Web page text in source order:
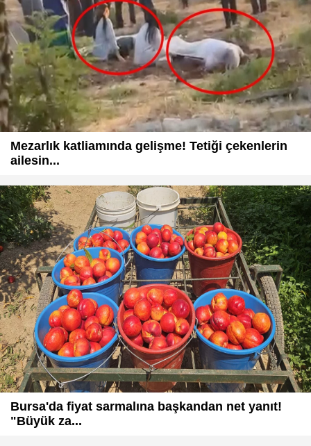
Mezarlık katliamında gelişme! Tetiği çekenlerin
ailesin...
Bursa'da fiyat sarmalına başkandan net yanıt!
"Büyük za...